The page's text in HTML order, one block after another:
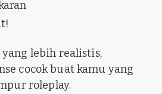
lebih realistis,
cocok buat kamu yang
roleplay.